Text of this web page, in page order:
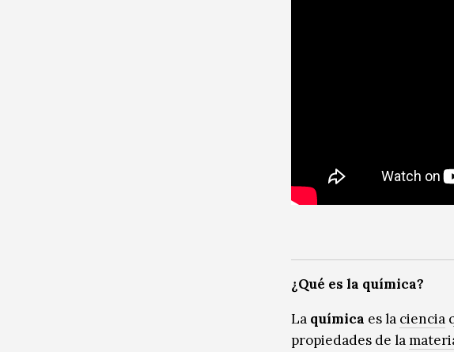
¿Qué es la química?
La química es la ciencia
propiedades de la